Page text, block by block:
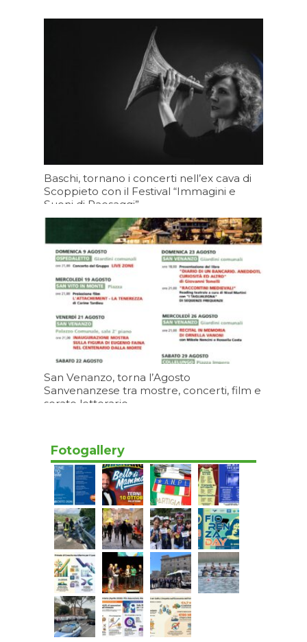
Baschi, tornano i concerti nell’ex cava di
Scoppieto con il Festival “Immagini e
Suoni di Paesaggi”
San Venanzo, torna l’Agosto
Sanvenanzese tra mostre, concerti, film e
serate letterarie
Fotogallery